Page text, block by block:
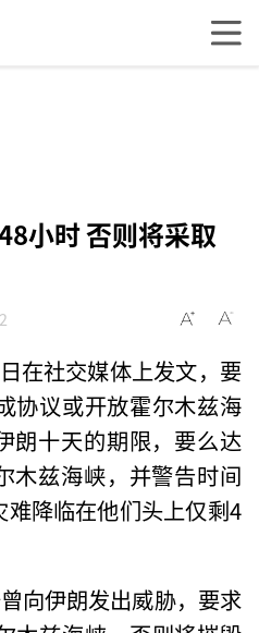
小时 否则将采取
在社交媒体上发文，要
协议或开放霍尔木兹海
朗十天的期限，要么达
木兹海峡，并警告时间
降临在他们头上仅剩4
向伊朗发出威胁，要求